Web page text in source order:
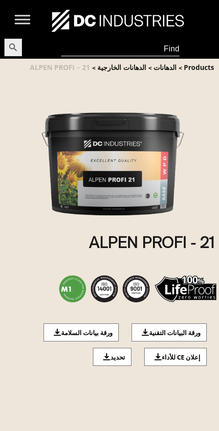
Search
for:
Button
Products
> الدهانات> الدهانات الخارجية>
ALPEN PROFI – 21
ALPEN PROFI - 21
ورقة البيانات التقنية ورقة بيانات السلامة
إعلان CE للأداء تحديد